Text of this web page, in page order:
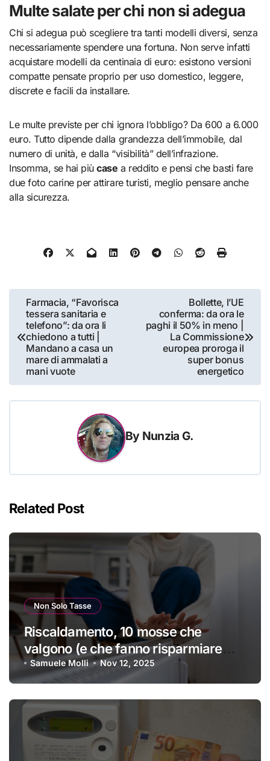
Multe salate per chi non si adegua
Chi si adegua può scegliere tra tanti modelli diversi, senza
necessariamente spendere una fortuna. Non serve infatti
acquistare modelli da centinaia di euro: esistono versioni
compatte pensate proprio per uso domestico, leggere,
discrete e facili da installare.
Le multe previste per chi ignora l’obbligo? Da 600 a 6.000
euro. Tutto dipende dalla grandezza dell’immobile, dal
numero di unità, e dalla “visibilità” dell’infrazione.
Insomma, se hai piùcase a reddito e pensi che basti fare
due foto carine per attirare turisti, meglio pensare anche
alla sicurezza.
Navigazione
articoli
Farmacia, “Favorisca
tessera sanitaria e
telefono”: da ora li
chiedono a tutti |
Mandano a casa un
mare di ammalati a
mani vuote
Bollette, l’UE
conferma: da ora le
paghi il 50% in meno |
La Commissione
europea proroga il
super bonus
energetico
By Nunzia G.
Related Post
Non Solo Tasse
Riscaldamento, 10 mosse che
valgono (e che fanno risparmiare
tanti soldini) | I trucchi migliori per
passare un inverno spettacolare
Samuele Molli Nov 12, 2025